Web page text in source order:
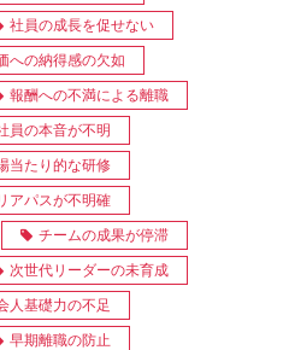
社員の成長を促せない
への納得感の欠如
報酬への不満による離職
員の本音が不明
当たり的な研修
アパスが不明確
チームの成果が停滞
次世代リーダーの未育成
人基礎力の不足
早期離職の防止